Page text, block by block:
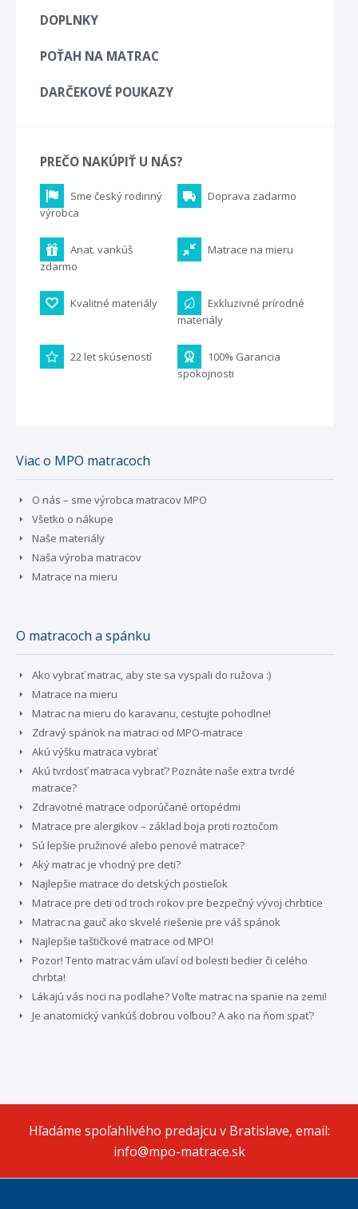
DOPLNKY
POŤAH NA MATRAC
DARČEKOVÉ POUKAZY
PREČO NAKÚPIŤ U NÁS?
Sme český rodinný
výrobca
Doprava zadarmo
Anat. vankúš
zdarmo
Matrace na mieru
Kvalitné materiály
Exkluzivné prírodné
materiály
22 let skúseností
100% Garancia
spokojnosti
Viac o MPO matracoch
O nás – sme výrobca matracov MPO
Všetko o nákupe
Naše materiály
Naša výroba matracov
Matrace na mieru
O matracoch a spánku
Ako vybrať matrac, aby ste sa vyspali do ružova :)
Matrace na mieru
Matrac na mieru do karavanu, cestujte pohodlne!
Zdravý spánok na matraci od MPO-matrace
Akú výšku matraca vybrať
Akú tvrdosť matraca vybrať? Poznáte naše extra tvrdé
matrace?
Zdravotné matrace odporúčané ortopédmi
Matrace pre alergikov – základ boja proti roztočom
Sú lepšie pružinové alebo penové matrace?
Aký matrac je vhodný pre deti?
Najlepšie matrace do detských postieľok
Matrace pre deti od troch rokov pre bezpečný vývoj chrbtice
Matrac na gauč ako skvelé riešenie pre váš spánok
Najlepšie taštičkové matrace od MPO!
Pozor! Tento matrac vám uľaví od bolesti bedier či celého
chrbta!
Lákajú vás noci na podlahe? Voľte matrac na spanie na zemi!
Je anatomický vankúš dobrou voľbou? A ako na ňom spať?
Hľadáme spoľahlivého predajcu v Bratislave, email:
info@mpo-matrace.sk